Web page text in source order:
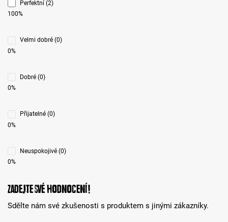
Perfektní (2)
100%
Velmi dobré (0)
0%
Dobré (0)
0%
Přijatelné (0)
0%
Neuspokojivé (0)
0%
Zadejte své hodnocení!
Sdělte nám své zkušenosti s produktem s jinými zákazníky.